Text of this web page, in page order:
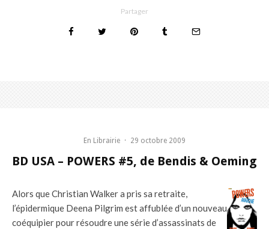
Partager
En Librairie · 29 octobre 2009
BD USA – POWERS #5, de Bendis & Oeming
Alors que Christian Walker a pris sa retraite,
l’épidermique Deena Pilgrim est affublée d’un nouveau
coéquipier pour résoudre une série d’assassinats de